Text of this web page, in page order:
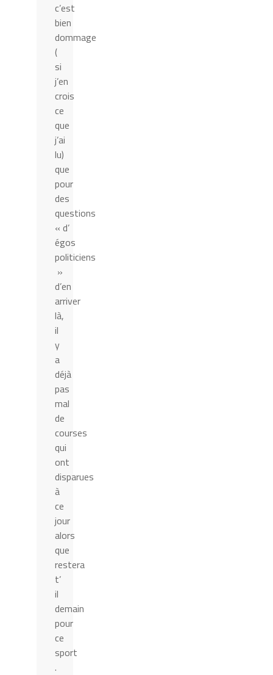
c’est
bien
dommage
(
si
j’en
crois
ce
que
j’ai
lu)
que
pour
des
questions
« d’
égos
politiciens
»
d’en
arriver
là,
il
y
a
déjà
pas
mal
de
courses
qui
ont
disparues
à
ce
jour
alors
que
restera
t’
il
demain
pour
ce
sport
.